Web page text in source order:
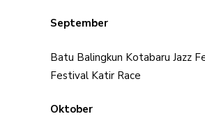
September
Batu Balingkun Kotabaru Jazz
Festival Katir Race
Oktober